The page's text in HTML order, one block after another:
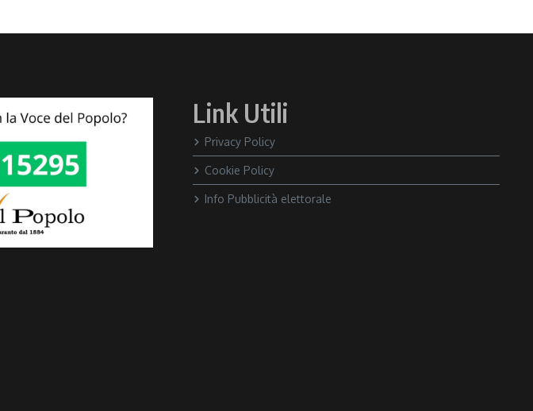
Link Utili
Privacy Policy
Cookie Policy
Info Pubblicità elettorale